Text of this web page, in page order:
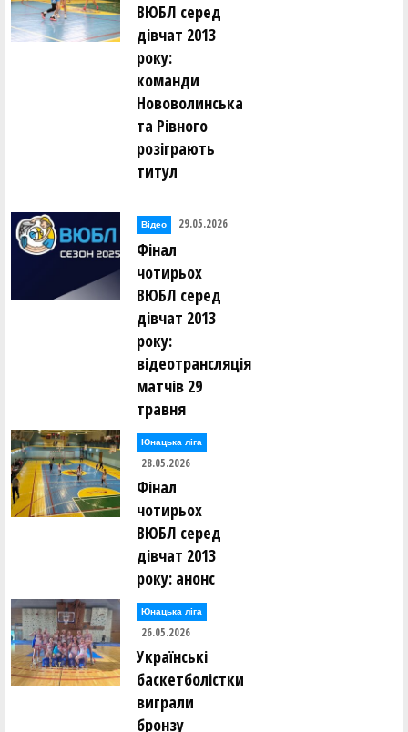
ВЮБЛ серед
дівчат 2013
року:
команди
Нововолинська
та Рівного
розіграють
титул
Відео 29.05.2026
Фінал
чотирьох
ВЮБЛ серед
дівчат 2013
року:
відеотрансляція
матчів 29
травня
Юнацька ліга
28.05.2026
Фінал
чотирьох
ВЮБЛ серед
дівчат 2013
року: анонс
Юнацька ліга
26.05.2026
Українські
баскетболістки
виграли
бронзу